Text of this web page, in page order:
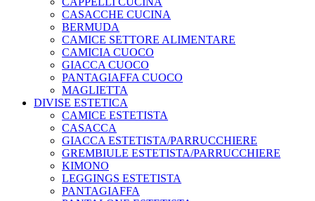
CASACCHE CUCINA
BERMUDA
CAMICE SETTORE ALIMENTARE
CAMICIA CUOCO
GIACCA CUOCO
PANTAGIAFFA CUOCO
MAGLIETTA
DIVISE ESTETICA
CAMICE ESTETISTA
CASACCA
GIACCA ESTETISTA/PARRUCCHIERE
GREMBIULE ESTETISTA/PARRUCCHIERE
KIMONO
LEGGINGS ESTETISTA
PANTAGIAFFA